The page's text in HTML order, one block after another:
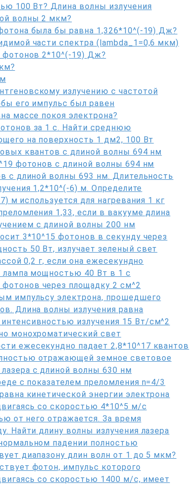
100 Вт? Длина волны излучения
волны 2 мкм?
была бы равна 1,326*10^(-19) Дж?
части спектра (lambda_1=0,6 мкм)
фотонов 2*10^(-19) Дж?
излучению с частотой
его импульс был равен
массе покоя электрона?
за 1 с. Найти среднюю
на поверхность 1 дм2, 100 Вт
квантов с длиной волны 694 нм
фотонов с длиной волны 694 нм
с длиной волны 693 нм. Длительность
1,2*10^(-6) м. Определите
м используется для нагревания 1 кг
1,33, если в вакууме длина
с длиной волны 200 нм
3*10^15 фотонов в секунду через
50 Вт, излучает зеленый свет
0,2 г, если она ежесекундно
лампа мощностью 40 Вт в 1 с
через площадку 2 см^2
импульсу электрона, прошедшего
Длина волны излучения равна
излучения 15 Вт/см^2
монохроматический свет
ежесекундно падает 2,8*10^17 квантов
отражающей земное световое
с длиной волны 630 нм
с показателем преломления n=4/3
кинетической энергии электрона
со скоростью 4*10^5 м/с
от него отражается. За время
Найти длину волны излучения лазера
падении полностью
диапазону длин волн от 1 до 5 мкм?
фотон, импульс которого
со скоростью 1400 м/с, имеет